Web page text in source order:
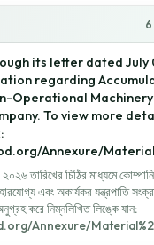
6
its letter dated July
regarding
Operational
To view more
Annexure/
তারিখের চিঠির মাধ্যমে
এবং অকার্যকর যন্ত্রপাতি
করে নিম্নলিখিত লিঙ্কে যান:
Annexure/